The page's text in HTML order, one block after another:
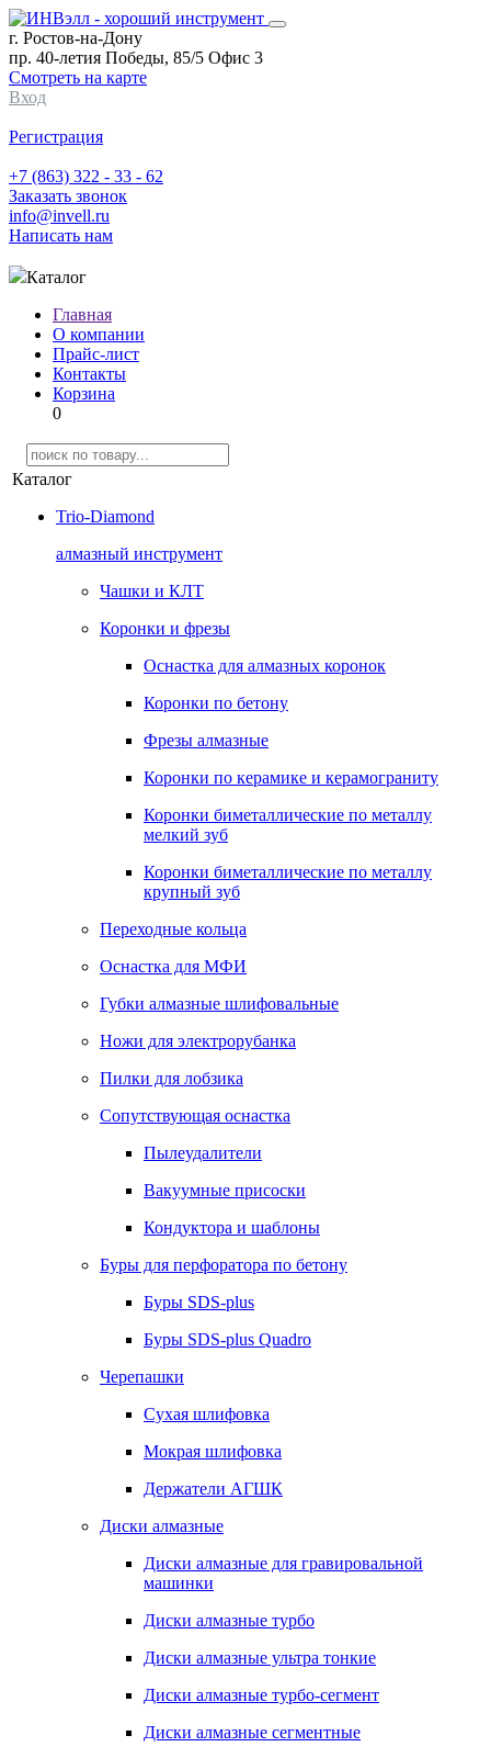
г. Ростов-на-Дону
пр. 40-летия Победы, 85/5 Офис 3
Смотреть на карте
Вход
Регистрация
+7 (863) 322 - 33 - 62
Заказать звонок
info@invell.ru
Написать нам
Каталог
Главная
О компании
Прайс-лист
Контакты
Корзина
0
Каталог
Trio-Diamond
алмазный инструмент
Чашки и КЛТ
Коронки и фрезы
Оснастка для алмазных коронок
Коронки по бетону
Фрезы алмазные
Коронки по керамике и керамограниту
Коронки биметаллические по металлу
мелкий зуб
Коронки биметаллические по металлу
крупный зуб
Переходные кольца
Оснастка для МФИ
Губки алмазные шлифовальные
Ножи для электрорубанка
Пилки для лобзика
Сопутствующая оснастка
Пылеудалители
Вакуумные присоски
Кондуктора и шаблоны
Буры для перфоратора по бетону
Буры SDS-plus
Буры SDS-plus Quadro
Черепашки
Сухая шлифовка
Мокрая шлифовка
Держатели АГШК
Диски алмазные
Диски алмазные для гравировальной
машинки
Диски алмазные турбо
Диски алмазные ультра тонкие
Диски алмазные турбо-сегмент
Диски алмазные сегментные